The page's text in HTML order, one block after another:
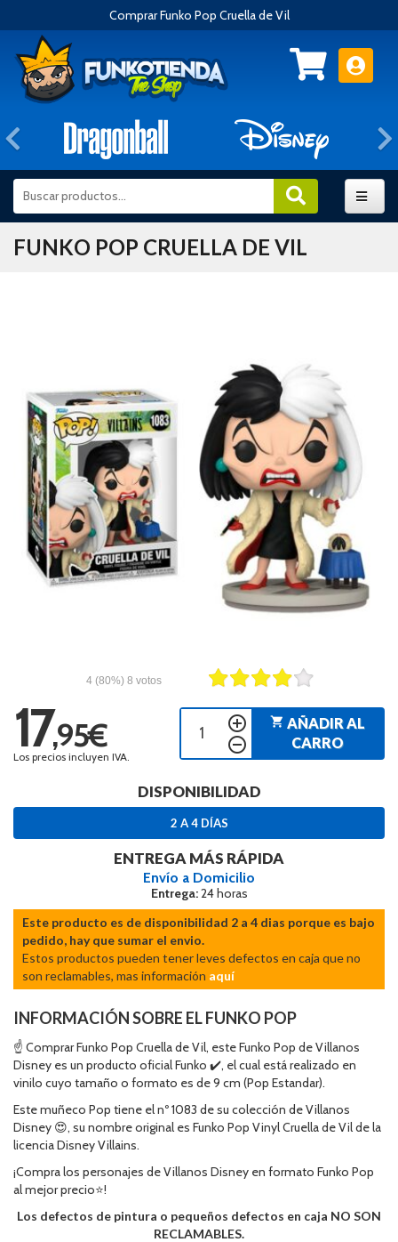
Comprar Funko Pop Cruella de Vil
Anterior
FUNKO POP CRUELLA DE VIL
4 (80%) 8 votos
17,95€
Los precios incluyen IVA.
add_circle_outline
remove_circle_outline
shopping_cart AÑADIR AL
CARRO
DISPONIBILIDAD
2 A 4 DÍAS
ENTREGA MÁS RÁPIDA
Envío a Domicilio
Entrega:24 horas
Este producto es de disponibilidad 2 a 4 dias porque es bajo
pedido, hay que sumar el envio.
Estos productos pueden tener leves defectos en caja que no
son reclamables, mas información aquí
INFORMACIÓN SOBRE EL FUNKO POP
☝ Comprar Funko Pop Cruella de Vil, este Funko Pop de Villanos
Disney es un producto oficial Funko ✔️, el cual está realizado en
vinilo cuyo tamaño o formato es de 9 cm (Pop Estandar).
Este muñeco Pop tiene el nº 1083 de su colección de Villanos
Disney 😍, su nombre original es Funko Pop Vinyl Cruella de Vil de la
licencia Disney Villains.
¡Compra los personajes de Villanos Disney en formato Funko Pop
al mejor precio⭐!
Los defectos de pintura o pequeños defectos en caja NO SON
RECLAMABLES.